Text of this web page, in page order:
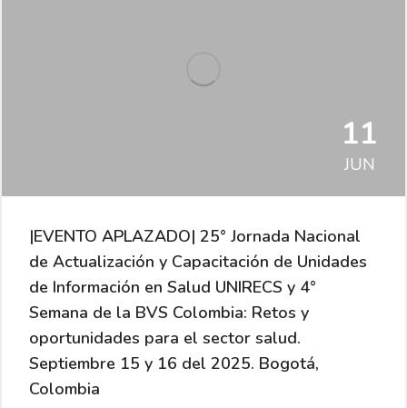
11
JUN
|EVENTO APLAZADO| 25° Jornada Nacional
de Actualización y Capacitación de Unidades
de Información en Salud UNIRECS y 4°
Semana de la BVS Colombia: Retos y
oportunidades para el sector salud.
Septiembre 15 y 16 del 2025. Bogotá,
Colombia